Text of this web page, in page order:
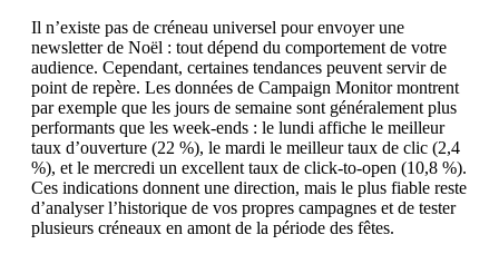
Il n’existe pas de créneau universel pour envoyer une
newsletter de Noël : tout dépend du comportement de votre
audience. Cependant, certaines tendances peuvent servir de
point de repère. Les données de Campaign Monitor montrent
par exemple que les jours de semaine sont généralement plus
performants que les week-ends : le lundi affiche le meilleur
taux d’ouverture (22 %), le mardi le meilleur taux de clic (2,4
%), et le mercredi un excellent taux de click-to-open (10,8 %).
Ces indications donnent une direction, mais le plus fiable reste
d’analyser l’historique de vos propres campagnes et de tester
plusieurs créneaux en amont de la période des fêtes.